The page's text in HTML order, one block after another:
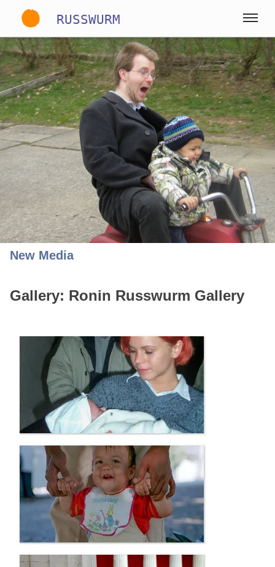
RUSSWURM
Gallery
Englisch Deutsch Spanisch
New Media
Gallery: Ronin Russwurm Gallery